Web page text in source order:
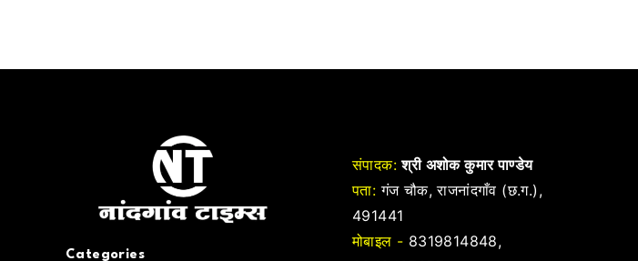
Categories
संपादक: श्री अशोक कुमार पाण्डेय
पता: गंज चौक, राजनांदगाँव (छ.ग.),
491441
मोबाइल - 8319814848,